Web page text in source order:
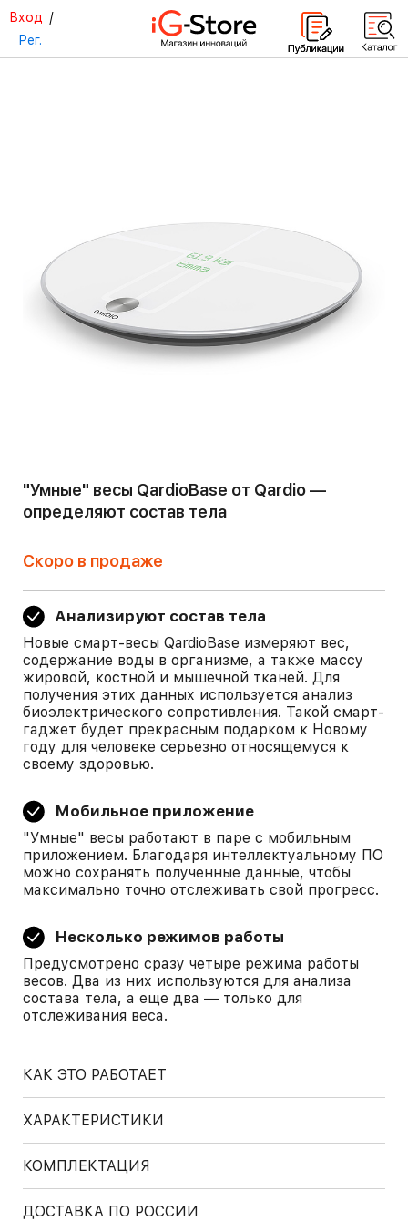
Вход /
Рег.
"Умные" весы QardioBase от Qardio —
определяют состав тела
Скоро в продаже
Анализируют состав тела
Новые смарт-весы QardioBase измеряют вес,
содержание воды в организме, а также массу
жировой, костной и мышечной тканей. Для
получения этих данных используется анализ
биоэлектрического сопротивления. Такой смарт-
гаджет будет прекрасным подарком к Новому
году для человеке серьезно относящемуся к
своему здоровью.
Мобильное приложение
"Умные" весы работают в паре с мобильным
приложением. Благодаря интеллектуальному ПО
можно сохранять полученные данные, чтобы
максимально точно отслеживать свой прогресс.
Несколько режимов работы
Предусмотрено сразу четыре режима работы
весов. Два из них используются для анализа
состава тела, а еще два — только для
отслеживания веса.
КАК ЭТО РАБОТАЕТ
ХАРАКТЕРИСТИКИ
КОМПЛЕКТАЦИЯ
ДОСТАВКА ПО РОССИИ